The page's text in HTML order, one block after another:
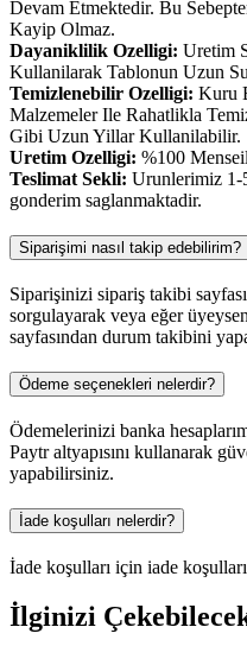
Devam Etmektedir. Bu
Kayip Olmaz.
Dayaniklilik Ozelligi: Uretim
Kullanilarak Tablonun Uzun
Temizlenebilir Ozelligi: Kuru
Malzemeler Ile Rahatlikla
Gibi Uzun Yillar Kullanilabilir.
Uretim Ozelligi: %100
Teslimat Sekli: Urunlerimiz 1-
gonderim saglanmaktadir.
Siparişimi nasıl takip edebilirim?
Siparişinizi sipariş takibi
sorgulayarak veya eğer
sayfasından durum takibini
Ödeme seçenekleri nelerdir?
Ödemelerinizi banka
Paytr altyapısını kullanarak
yapabilirsiniz.
İade koşulları nelerdir?
İade koşulları için iade
İlginizi